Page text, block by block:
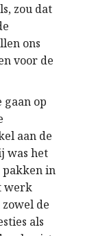
zou dat
ons
voor de
op
aan de
was het
pakken in
werk
de
als